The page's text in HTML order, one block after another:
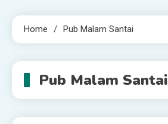
Home Pub Malam Santai
Pub Malam Santai